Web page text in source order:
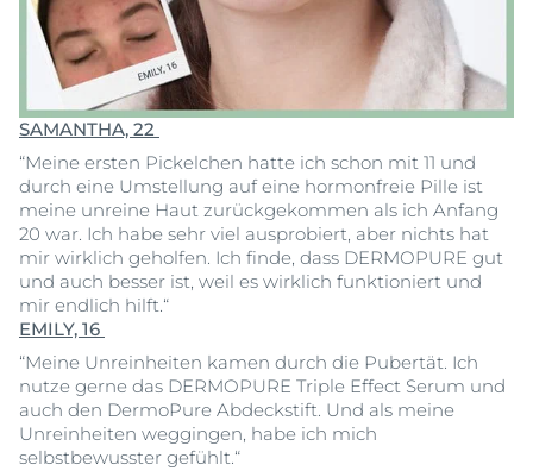
SAMANTHA, 22
“Meine ersten Pickelchen hatte ich schon mit 11 und
durch eine Umstellung auf eine hormonfreie Pille ist
meine unreine Haut zurückgekommen als ich Anfang
20 war. Ich habe sehr viel ausprobiert, aber nichts hat
mir wirklich geholfen. Ich finde, dass DERMOPURE gut
und auch besser ist, weil es wirklich funktioniert und
mir endlich hilft.“
EMILY, 16
“Meine Unreinheiten kamen durch die Pubertät. Ich
nutze gerne das DERMOPURE Triple Effect Serum und
auch den DermoPure Abdeckstift. Und als meine
Unreinheiten weggingen, habe ich mich
selbstbewusster gefühlt.“